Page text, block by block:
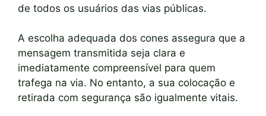
de todos os usuários das vias públicas.
A escolha adequada dos cones assegura que a
mensagem transmitida seja clara e
imediatamente compreensível para quem
trafega na via. No entanto, a sua colocação e
retirada com segurança são igualmente vitais.